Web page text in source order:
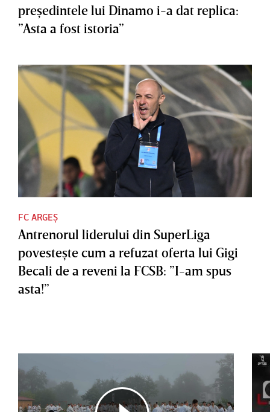
preşedintele lui Dinamo i-a dat replica:
”Asta a fost istoria”
FC ARGEȘ
Antrenorul liderului din SuperLiga
povesteşte cum a refuzat oferta lui Gigi
Becali de a reveni la FCSB: ”I-am spus
asta!”